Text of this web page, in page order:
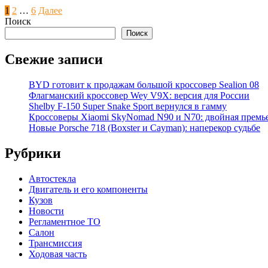
Пагинация
записей
1 2 … 6 Далее
Поиск
Поиск
Свежие записи
BYD готовит к продажам большой кроссовер Sealion 08
Флагманский кроссовер Wey V9X: версия для России
Shelby F-150 Super Snake Sport вернулся в гамму
Кроссоверы Xiaomi SkyNomad N90 и N70: двойная
Новые Porsche 718 (Boxster и Cayman): наперекор судьбе
Рубрики
Автостекла
Двигатель и его компоненты
Кузов
Новости
Регламентное ТО
Салон
Трансмиссия
Ходовая часть